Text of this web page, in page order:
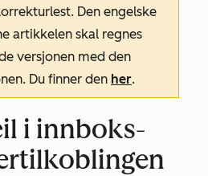
Den engelske
artikkelen skal regnes
versjonen med den
Du finner den her.
i innboks-